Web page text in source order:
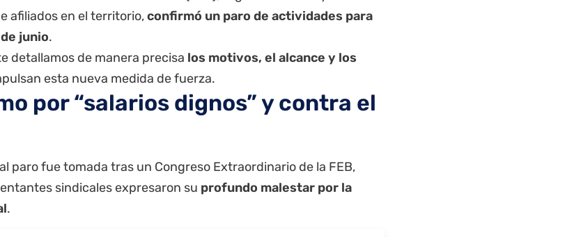
afiliados en el territorio,confirmó un paro de actividades para
junio.
detallamos de manera precisa los motivos, el alcance y los
esta nueva medida de fuerza.
por “salarios dignos” y contra el
paro fue tomada tras un Congreso Extraordinario de la FEB,
sindicales expresaron su profundo malestar por la
.